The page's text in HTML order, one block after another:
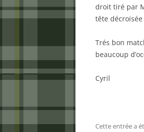
droit tiré par
tête décroisée
Trés bon
beaucoup
Cyril
Cette entrée a